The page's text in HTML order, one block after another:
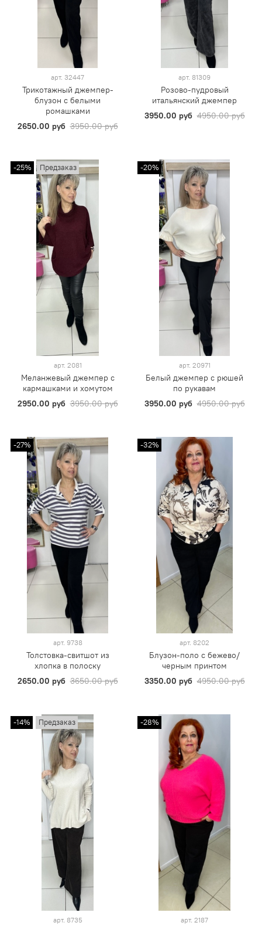
арт. 32447
Трикотажный джемпер-
блузон с белыми
ромашками
2650.00 руб 3950.00 руб
арт. 81309
Розово-пудровый
итальянский джемпер
3950.00 руб 4950.00 руб
-25% Предзаказ
арт. 2081
Меланжевый джемпер с
кармашками и хомутом
2950.00 руб 3950.00 руб
-20%
арт. 20971
Белый джемпер с рюшей
по рукавам
3950.00 руб 4950.00 руб
-27%
арт. 9738
Толстовка-свитшот из
хлопка в полоску
2650.00 руб 3650.00 руб
-32%
арт. 8202
Блузон-поло с бежево/
черным принтом
3350.00 руб 4950.00 руб
-14% Предзаказ
арт. 8735
-28%
арт. 2187